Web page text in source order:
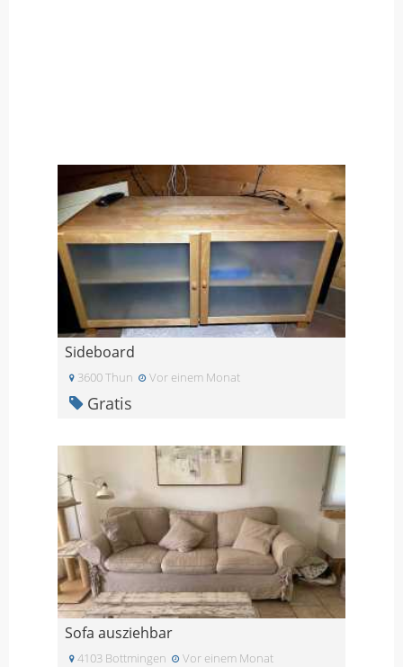
Sideboard
3600 Thun Vor einem Monat
Gratis
Sofa ausziehbar
4103 Bottmingen Vor einem Monat